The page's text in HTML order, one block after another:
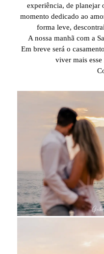
experiência, de planejar
momento dedicado ao
forma leve,
A nossa manhã com a
Em breve será o
viver mais